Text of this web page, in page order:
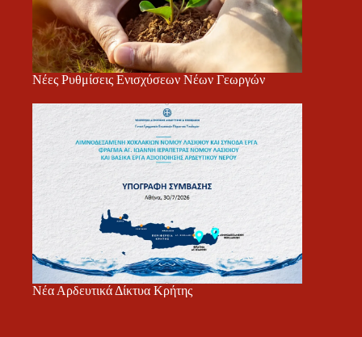
Νέες Ρυθμίσεις Ενισχύσεων Νέων Γεωργών
Νέα Αρδευτικά Δίκτυα Κρήτης